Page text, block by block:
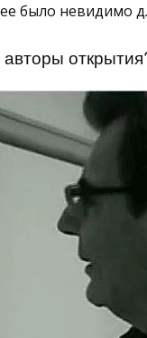
было невидимо
авторы